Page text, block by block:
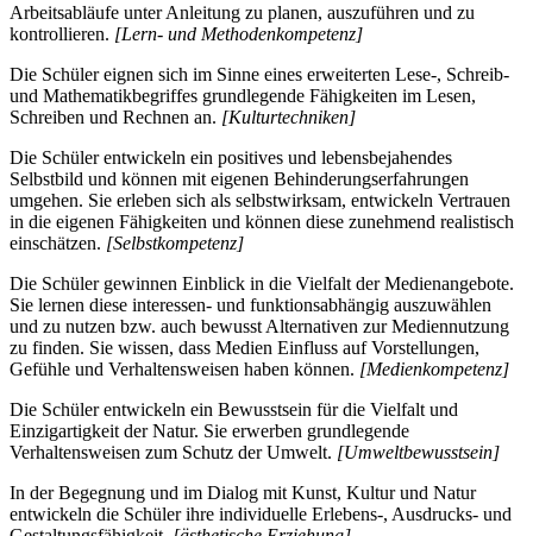
Arbeitsabläufe unter Anleitung zu planen, auszuführen und zu
kontrollieren. [Lern- und Methodenkompetenz]
Die Schüler eignen sich im Sinne eines erweiterten Lese-, Schreib-
und Mathematikbegriffes grundlegende Fähigkeiten im Lesen,
Schreiben und Rechnen an. [Kulturtechniken]
Die Schüler entwickeln ein positives und lebensbejahendes
Selbstbild und können mit eigenen Behinderungserfahrungen
umgehen. Sie erleben sich als selbstwirksam, entwickeln Vertrauen
in die eigenen Fähigkeiten und können diese zunehmend realistisch
einschätzen. [Selbstkompetenz]
Die Schüler gewinnen Einblick in die Vielfalt der Medienangebote.
Sie lernen diese interessen- und funktionsabhängig auszuwählen
und zu nutzen bzw. auch bewusst Alternativen zur Mediennutzung
zu finden. Sie wissen, dass Medien Einfluss auf Vorstellungen,
Gefühle und Verhaltensweisen haben können. [Medienkompetenz]
Die Schüler entwickeln ein Bewusstsein für die Vielfalt und
Einzigartigkeit der Natur. Sie erwerben grundlegende
Verhaltensweisen zum Schutz der Umwelt. [Umweltbewusstsein]
In der Begegnung und im Dialog mit Kunst, Kultur und Natur
entwickeln die Schüler ihre individuelle Erlebens-, Ausdrucks- und